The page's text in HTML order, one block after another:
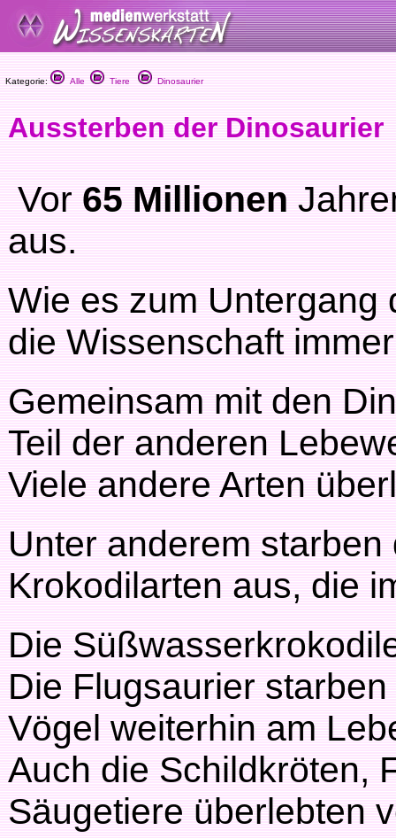
Kategorie: Alle Tiere Dinosaurier
Aussterben der Dinosaurier
Vor65 Millionen
aus.
Wie es zum Untergang
die Wissenschaft
Gemeinsam mit den
Teil der anderen
Viele andere Arten
Unter anderem
Krokodilarten aus, die
Die
Die Flugsaurier
Vögel weiterhin am
Auch die Schildkröten,
Säugetiere überlebten